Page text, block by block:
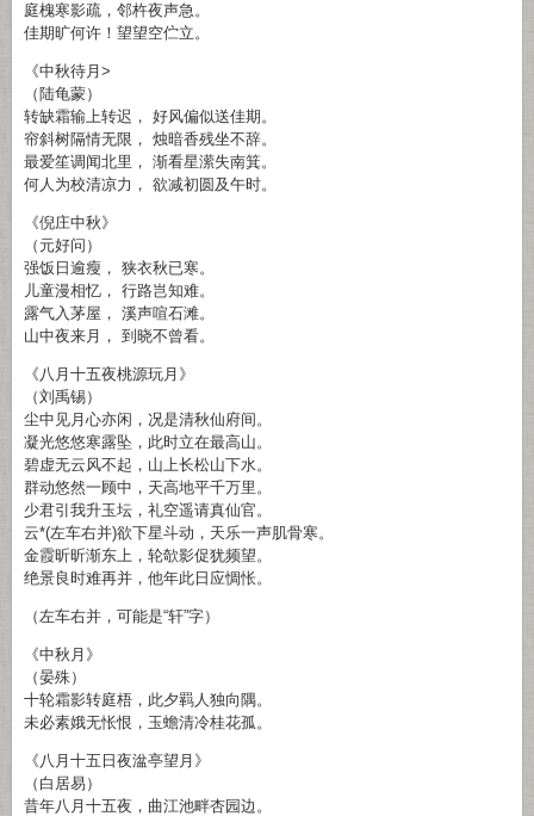
庭槐寒影疏，邻杵夜声急。
佳期旷何许！望望空伫立。
《中秋待月>
（陆龟蒙）
转缺霜输上转迟， 好风偏似送佳期。
帘斜树隔情无限， 烛暗香残坐不辞。
最爱笙调闻北里， 渐看星潆失南箕。
何人为校清凉力， 欲减初圆及午时。
《倪庄中秋》
（元好问）
强饭日逾瘦， 狭衣秋已寒。
儿童漫相忆， 行路岂知难。
露气入茅屋， 溪声喧石滩。
山中夜来月， 到晓不曾看。
《八月十五夜桃源玩月》
（刘禹锡）
尘中见月心亦闲，况是清秋仙府间。
凝光悠悠寒露坠，此时立在最高山。
碧虚无云风不起，山上长松山下水。
群动悠然一顾中，天高地平千万里。
少君引我升玉坛，礼空遥请真仙官。
云*(左车右并)欲下星斗动，天乐一声肌骨寒。
金霞昕昕渐东上，轮欹影促犹频望。
绝景良时难再并，他年此日应惆怅。
（左车右并，可能是“轩”字）
《中秋月》
（晏殊）
十轮霜影转庭梧，此夕羁人独向隅。
未必素娥无怅恨，玉蟾清冷桂花孤。
《八月十五日夜湓亭望月》
（白居易）
昔年八月十五夜，曲江池畔杏园边。